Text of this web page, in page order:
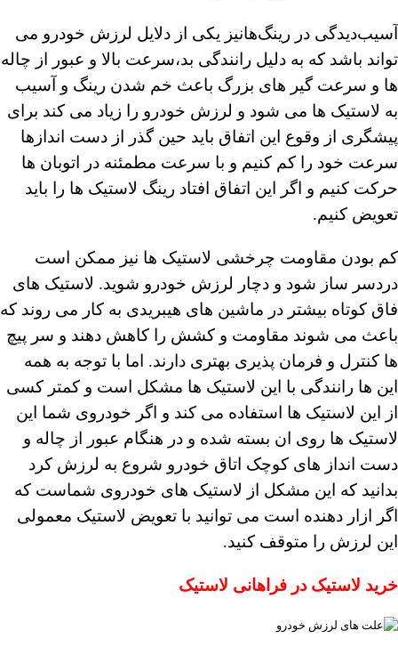
آسیب‌دیدگی در رینگ‌هانیز یکی از دلایل لرزش خودرو می
تواند باشد که به دلیل رانندگی بد،سرعت بالا و عبور از چاله
ها و سرعت گیر های بزرگ باعث خم شدن رینگ و آسیب
به لاستیک ها می شود و لرزش خودرو را زیاد می کند برای
پیشگری از وقوع این اتفاق باید حین گذر از دست اندازها
سرعت خود را کم کنیم و با سرعت مطمئنه در اتوبان ها
حرکت کنیم و اگر این اتفاق افتاد رینگ لاستیک ها را باید
تعویض کنیم.
کم بودن مقاومت چرخشی لاستیک ها نیز ممکن است
دردسر ساز شود و دچار لرزش خودرو شوید. لاستیک های
فاق کوتاه بیشتر در ماشین های هیبریدی به کار می روند که
باعث می شوند مقاومت و کشش را کاهش دهند و سر پیچ
ها کنترل و فرمان پذیری بهتری دارند. اما با توجه به همه
این ها رانندگی با این لاستیک ها مشکل است و کمتر کسی
از این لاستیک ها استفاده می کند و اگر خودروی شما این
لاستیک ها روی ان بسته شده و در هنگام عبور از چاله و
دست انداز های کوچک اتاق خودرو شروع به لرزش کرد
بدانید که این مشکل از لاستیک های خودروی شماست که
اگر ازار دهنده است می توانید با تعویض لاستیک معمولی
این لرزش را متوقف کنید.
خرید لاستیک در فراهانی لاستیک